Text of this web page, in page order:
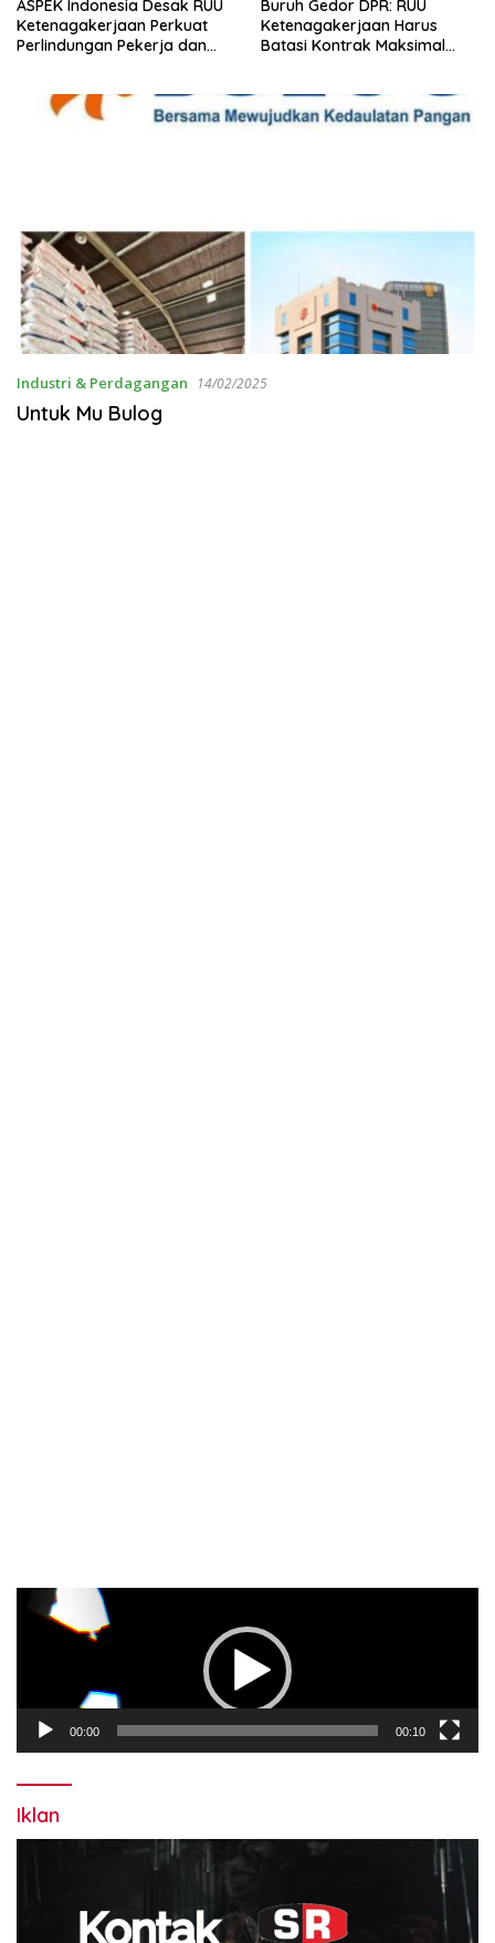
ASPEK Indonesia Desak RUU
Ketenagakerjaan Perkuat
Perlindungan Pekerja dan
Buruh Gedor DPR: RUU
Ketenagakerjaan Harus
Batasi Kontrak Maksimal
Industri & Perdagangan 14/02/2025
Untuk Mu Bulog
Pemutar
Video
00:00 00:10
Iklan